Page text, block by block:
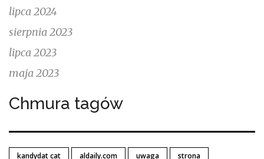
lipca 2024
sierpnia 2023
lipca 2023
maja 2023
Chmura tagów
kandydat cat aldaily.com uwaga strona